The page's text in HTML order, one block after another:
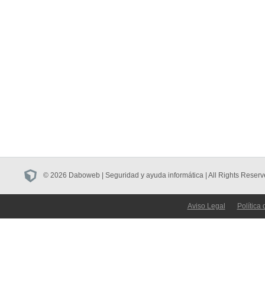
© 2026 Daboweb | Seguridad y ayuda informática | All Rights
Aviso Legal Política